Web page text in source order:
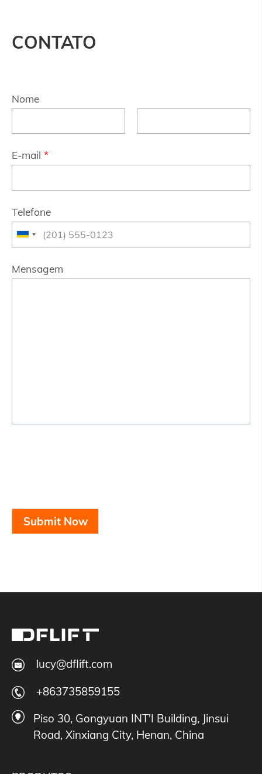
CONTATO
Nome
E-mail *
Telefone
Mensagem
Submit Now
lucy@dflift.com
+863735859155
Piso 30, Gongyuan INT'I Building, Jinsui
Road, Xinxiang City, Henan, China